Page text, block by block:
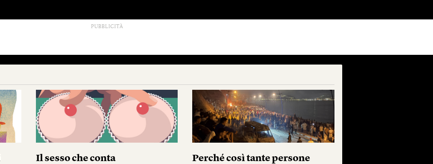
PUBBLICITÀ
Il sesso che conta
Perché così tante persone